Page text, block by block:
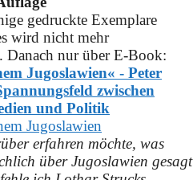
gedruckte Exemplare
wird nicht mehr
Danach nur über E-Book:
Jugoslawien« - Peter
zwischen
und Politik
erfahren möchte, was
über Jugoslawien gesagt